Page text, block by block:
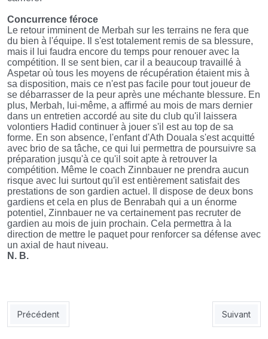
Concurrence féroce
Le retour imminent de Merbah sur les terrains ne fera que
du bien à l'équipe. Il s'est totalement remis de sa blessure,
mais il lui faudra encore du temps pour renouer avec la
compétition. Il se sent bien, car il a beaucoup travaillé à
Aspetar où tous les moyens de récupération étaient mis à
sa disposition, mais ce n'est pas facile pour tout joueur de
se débarrasser de la peur après une méchante blessure. En
plus, Merbah, lui-même, a affirmé au mois de mars dernier
dans un entretien accordé au site du club qu'il laissera
volontiers Hadid continuer à jouer s'il est au top de sa
forme. En son absence, l'enfant d'Ath Douala s'est acquitté
avec brio de sa tâche, ce qui lui permettra de poursuivre sa
préparation jusqu'à ce qu'il soit apte à retrouver la
compétition. Même le coach Zinnbauer ne prendra aucun
risque avec lui surtout qu'il est entièrement satisfait des
prestations de son gardien actuel. Il dispose de deux bons
gardiens et cela en plus de Benrabah qui a un énorme
potentiel, Zinnbauer ne va certainement pas recruter de
gardien au mois de juin prochain. Cela permettra à la
direction de mettre le paquet pour renforcer sa défense avec
un axial de haut niveau.
N. B.
Article précédent : MCO : le mode survie activé
Précédent Article
Suivant